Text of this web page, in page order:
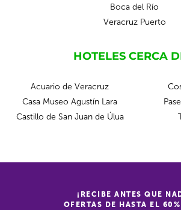
Boca del Río
Veracruz Puerto
HOTELES CERCA
Acuario de Veracruz
Casa Museo Agustín Lara
Castillo de San Juan de Úlua
¡RECIBE ANTES QUE
OFERTAS DE HASTA EL